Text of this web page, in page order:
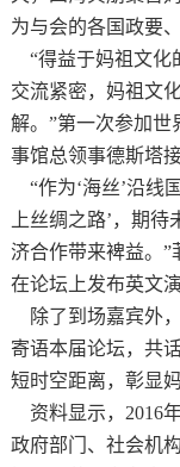
为与会的各国政要
“得益于妈祖文化
交流紧密，妈祖文
解。”第一次参加世
事馆总领事德斯塔
“作为‘海丝’沿线
上丝绸之路’，期
济合作带来裨益。”
在论坛上发布英文
除了到场嘉宾外
寄语本届论坛，共
短时空距离，彰显
资料显示， 2016
政府部门、社会机